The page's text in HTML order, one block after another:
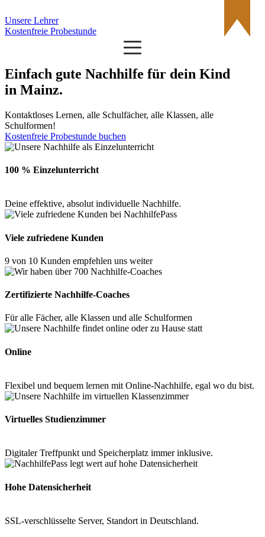
Unsere Lehrer
Kostenfreie Probestunde
Einfach gute Nachhilfe für dein Kind
in Mainz.
Kontaktloses Lernen, alle Schulfächer, alle Klassen, alle
Schulformen!
Kostenfreie Probestunde buchen
100 % Einzelunterricht
Deine effektive, absolut individuelle Nachhilfe.
Viele zufriedene Kunden
9 von 10 Kunden empfehlen uns weiter
Zertifizierte Nachhilfe-Coaches
Für alle Fächer, alle Klassen und alle Schulformen
Online
Flexibel und bequem lernen mit Online-Nachhilfe, egal wo du bist.
Virtuelles Studienzimmer
Digitaler Treffpunkt und Speicherplatz immer inklusive.
Hohe Datensicherheit
SSL-verschlüsselte Server, Standort in Deutschland.